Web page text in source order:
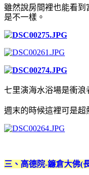
雖然說房間裡也能看
是不一樣。
七里演海水浴場是衝浪
週末的時候這裡可是超
三、高德院-鐮倉大佛(